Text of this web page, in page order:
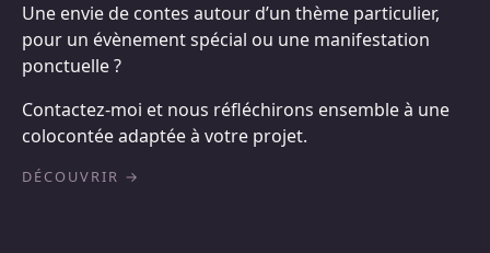
Une envie de contes autour d’un thème particulier,
pour un évènement spécial ou une manifestation
ponctuelle ?
Contactez-moi et nous réfléchirons ensemble à une
colocontée adaptée à votre projet.
DÉCOUVRIR